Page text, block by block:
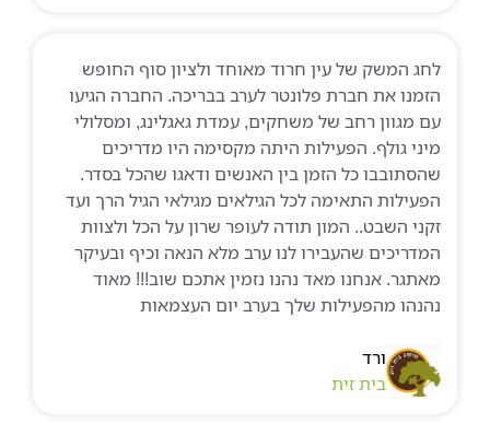
לחג המשק של עין חרוד מאוחד ולציון סוף החופש
הזמנו את חברת פלונטר לערב בבריכה. החברה הגיעו
עם מגוון רחב של משחקים, עמדת גאגלינג, ומסלולי
מיני גולף. הפעילות היתה מקסימה היו מדריכים
שהסתובבו כל הזמן בין האנשים ודאגו שהכל בסדר.
הפעילות התאימה לכל הגילאים מגילאי הגיל הרך ועד
זקני השבט.. המון תודה לעופר שרון על הכל ולצוות
המדריכים שהעבירו לנו ערב מלא הנאה וכיף ובעיקר
מאתגר. אנחנו מאד נהנו נזמין אתכם שוב!!! מאוד
נהנהו מהפעילות שלך בערב יום העצמאות
ורד
בית זית